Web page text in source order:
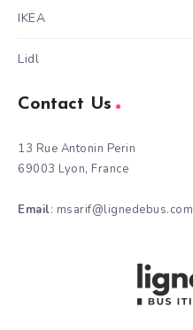
IKEA
Lidl
Contact Us
13 Rue Antonin Perin
69003 Lyon, France
Email: msarif@lignedebus.com